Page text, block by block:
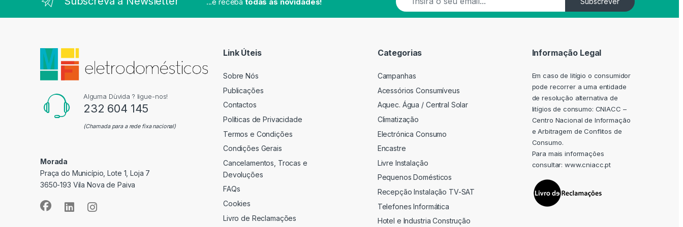
m
a
Alguma Dùvida ? ligue-nos!
232 604 145
(Chamada para a rede fixa nacional)
Morada
Praça do Município, Lote 1, Loja 7
3650-193 Vila Nova de Paiva
Link Úteis
Sobre Nós
Publicações
Contactos
Políticas de Privacidade
Termos e Condições
Condições Gerais
Cancelamentos, Trocas e
Devoluções
FAQs
Cookies
Livro de Reclamações
Categorias
Campanhas
Acessórios Consumíveus
Aquec. Água / Central Solar
Climatização
Electrónica Consumo
Encastre
Livre Instalação
Pequenos Domésticos
Recepção Instalação TV-SAT
Telefones Informática
Hotel e Industria Construção
Informação Legal
Em caso de litígio o consumidor
pode recorrer a uma entidade
de resolução alternativa de
litígios de consumo: CNIACC –
Centro Nacional de Informação
e Arbitragem de Conflitos de
Consumo.
Para mais informações
consultar: www.cniacc.pt